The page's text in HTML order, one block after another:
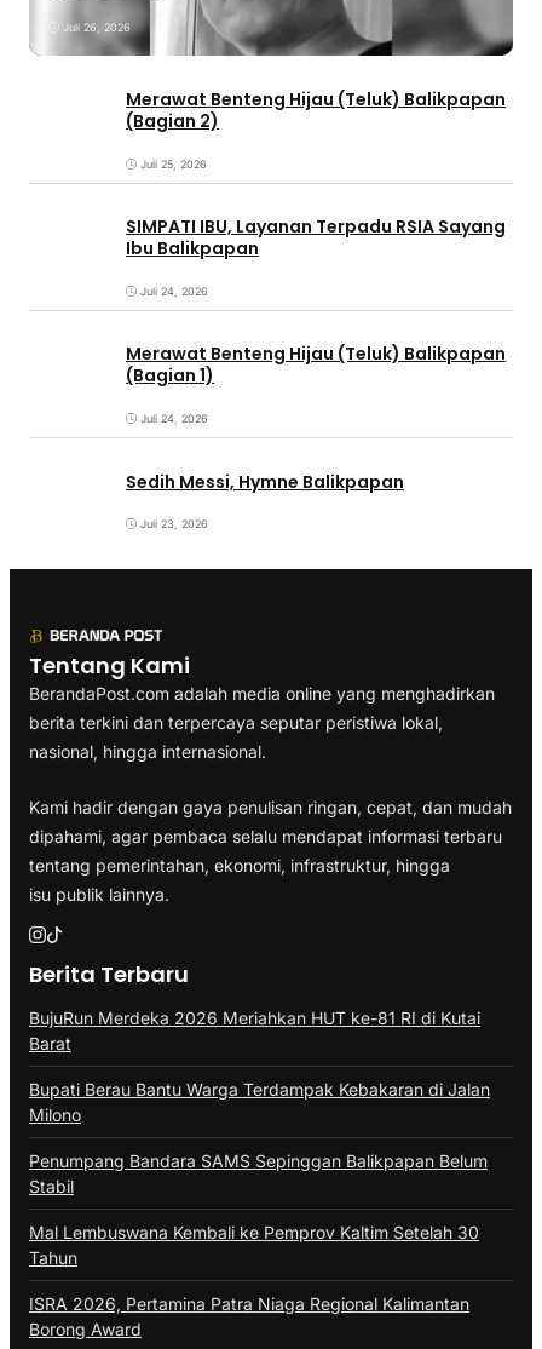
Juli 26, 2026
Merawat Benteng Hijau (Teluk) Balikpapan
(Bagian 2)
Juli 25, 2026
SIMPATI IBU, Layanan Terpadu RSIA Sayang
Ibu Balikpapan
Juli 24, 2026
Merawat Benteng Hijau (Teluk) Balikpapan
(Bagian 1)
Juli 24, 2026
Sedih Messi, Hymne Balikpapan
Juli 23, 2026
Tentang Kami
BerandaPost.com adalah media online yang menghadirkan
berita terkini dan terpercaya seputar peristiwa lokal,
nasional, hingga internasional.
Kami hadir dengan gaya penulisan ringan, cepat, dan mudah
dipahami, agar pembaca selalu mendapat informasi terbaru
tentang pemerintahan, ekonomi, infrastruktur, hingga
isu publik lainnya.
Berita Terbaru
BujuRun Merdeka 2026 Meriahkan HUT ke-81 RI di Kutai
Barat
Bupati Berau Bantu Warga Terdampak Kebakaran di Jalan
Milono
Penumpang Bandara SAMS Sepinggan Balikpapan Belum
Stabil
Mal Lembuswana Kembali ke Pemprov Kaltim Setelah 30
Tahun
ISRA 2026, Pertamina Patra Niaga Regional Kalimantan
Borong Award